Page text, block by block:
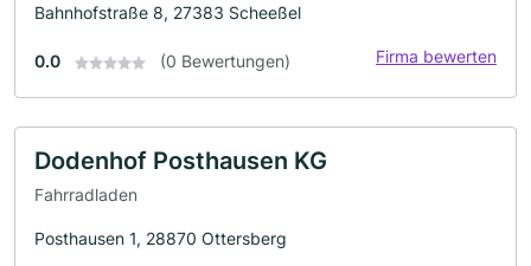
Bahnhofstraße 8, 27383 Scheeßel
0.0 (0 Bewertungen) Firma bewerten
Dodenhof Posthausen KG
Fahrradladen
Posthausen 1, 28870 Ottersberg